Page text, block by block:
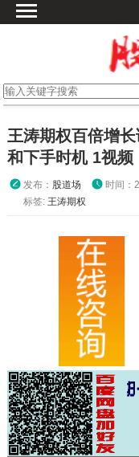
期货课程
外汇课程
其他课程
王涛期权百倍增
和下手时机 1视频
发布： 股道场 时间：
标签: 王涛期权